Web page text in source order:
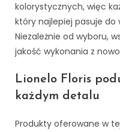
kolorystycznych, więc
który najlepiej pasuje do
Niezależnie od wyboru,
jakość wykonania z
Lionelo Floris
każdym detalu
Produkty oferowane w